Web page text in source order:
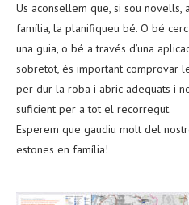
Us aconsellem que, si sou novells,
família, la planifiqueu bé. O bé
una guia, o bé a través d’una
sobretot, és important comprovar
per dur la roba i abric adequats i
suficient per a tot el recorregut.
Esperem que gaudiu molt del
estones en família!